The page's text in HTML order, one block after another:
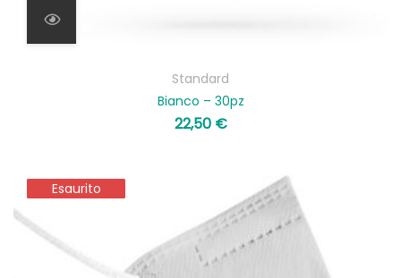
Standard
Bianco – 30pz
22,50 €
Esaurito
Esaurito